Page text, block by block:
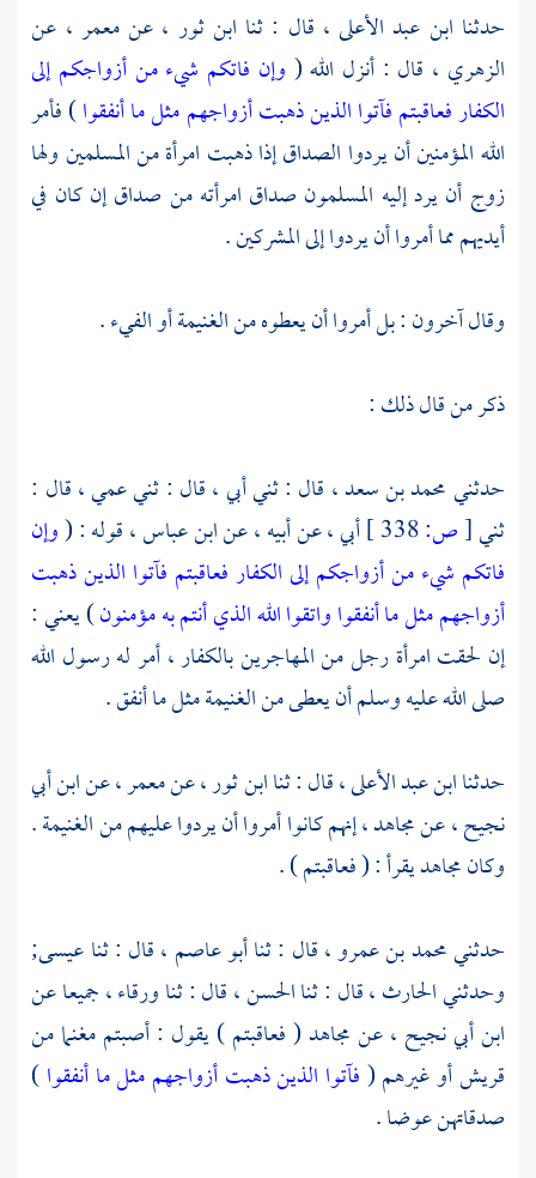
حدثنا ابن عبد الأعلى ، قال : ثنا ابن ثور ، عنمعمر ، عن
الزهري ، قال : أنزل الله ( وإن فاتكم شيء من أزواجكم إلى
الكفار فعاقبتم فآتوا الذين ذهبت أزواجهم مثل ما أنفقوا) فأمر
الله المؤمنين أن يردوا الصداق إذا ذهبت امرأة من المسلمين ولها
زوج أن يرد إليه المسلمون صداق امرأته من صداق إن كان في
أيديهم مما أمروا أن يردوا إلى المشركين .
وقال آخرون : بل أمروا أن يعطوه من الغنيمة أو الفيء .
ذكر من قال ذلك :
حدثنيمحمد بن سعد ، قال : ثني أبي ، قال : ثني عمي ، قال :
ثني[ص: أبي ، عن أبيه ، عنابن عباس ،قوله : (وإن
فاتكم شيء من أزواجكم إلى الكفار فعاقبتم فآتوا الذين ذهبت
أزواجهم مثل ما أنفقوا واتقوا الله الذي أنتم به مؤمنون) يعني :
إن لحقت امرأة رجل منالمهاجرينبالكفار ، أمر له رسول الله
صلى الله عليه وسلم أن يعطى من الغنيمة مثل ما أنفق .
حدثناابن عبد الأعلى ،قال : ثناابن ثور ،عنمعمر ،عنابن أبي
نجيح ،عنمجاهد ،إنهم كانوا أمروا أن يردوا عليهم من الغنيمة .
وكانمجاهديقرأ : ( فعاقبتم ) .
حدثنيمحمد بن عمرو ،قال : ثناأبو عاصم ،قال : ثناعيسى;
وحدثنيالحارث ،قال : ثناالحسن ،قال : ثناورقاء ،جميعا عن
ابن أبي نجيح ،عنمجاهد( فعاقبتم ) يقول : أصبتم مغنما من
قريشأو غيرهم (فآتوا الذين ذهبت أزواجهم مثل ما أنفقوا)
صدقاتهن عوضا .